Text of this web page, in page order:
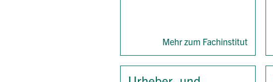
Mehr zum Fachinstitut